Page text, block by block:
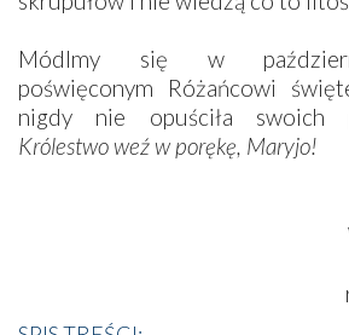
Módlmy się w
poświęconym Różańcowi
nigdy nie opuściła swoich
Królestwo weź w porękę, Maryjo!